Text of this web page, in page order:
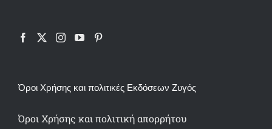
Όροι Χρήσης και πολιτικές Εκδόσεων Ζυγός
Όροι Χρήσης και πολιτική απορρήτου